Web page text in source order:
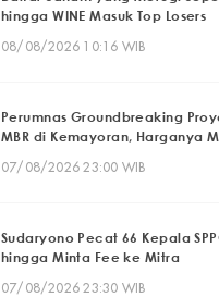
hingga WINE Masuk Top Losers
08/08/2026 10:16 WIB
Perumnas Groundbreaking
MBR di Kemayoran, Harganya
07/08/2026 23:00 WIB
Sudaryono Pecat 66 Kepala
hingga Minta Fee ke Mitra
07/08/2026 23:30 WIB